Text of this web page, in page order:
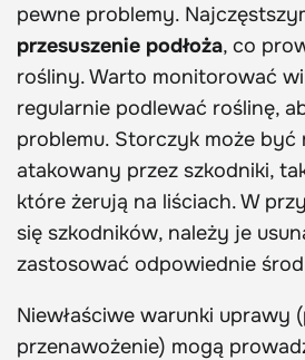
pewne problemy.
przesuszenie podłoża, co
rośliny. Warto monitorować
regularnie podlewać roślinę,
problemu. Storczyk może być
atakowany przez szkodniki,
które żerują na liściach. W
się szkodników, należy je
zastosować odpowiednie
Niewłaściwe warunki uprawy
przenawożenie) mogą